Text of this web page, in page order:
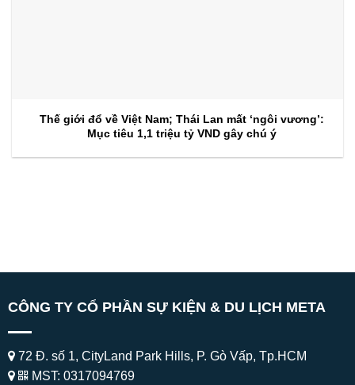
Thế giới đổ về Việt Nam; Thái Lan mất ‘ngôi vương’:
Mục tiêu 1,1 triệu tỷ VND gây chú ý
CÔNG TY CỔ PHẦN SỰ KIỆN & DU LỊCH META
72 Đ. số 1, CityLand Park Hills, P. Gò Vấp, Tp.HCM
MST: 0317094769